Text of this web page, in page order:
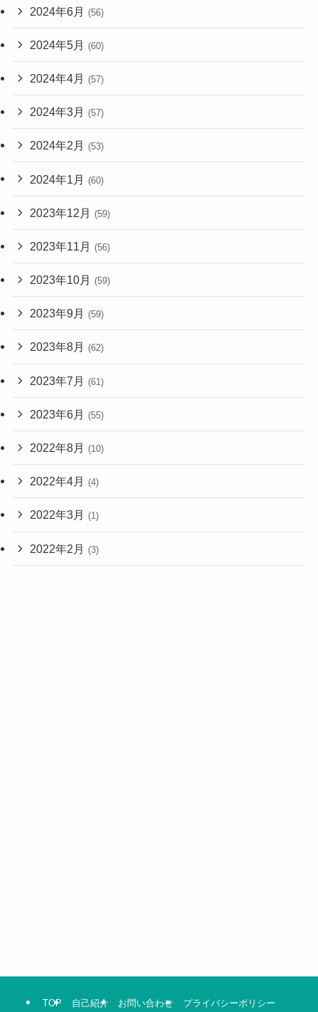
2024年6月 (56)
2024年5月 (60)
2024年4月 (57)
2024年3月 (57)
2024年2月 (53)
2024年1月 (60)
2023年12月 (59)
2023年11月 (56)
2023年10月 (59)
2023年9月 (59)
2023年8月 (62)
2023年7月 (61)
2023年6月 (55)
2022年8月 (10)
2022年4月 (4)
2022年3月 (1)
2022年2月 (3)
TOP 自己紹介 お問い合わせ プライバシーポリシー